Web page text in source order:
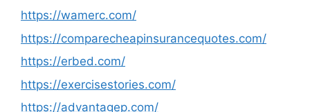
https://wamerc.com/
https://comparecheapinsurancequotes.com/
https://erbed.com/
https://exercisestories.com/
https://advantagep.com/